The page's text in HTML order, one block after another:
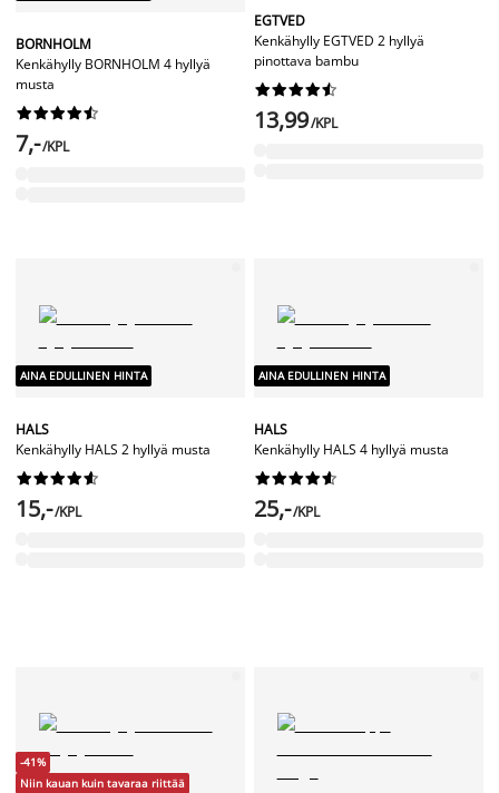
BORNHOLM
Kenkähylly BORNHOLM 4 hyllyä
musta






7,-/KPL
EGTVED
Kenkähylly EGTVED 2 hyllyä
pinottava bambu






13,99/KPL
AINA EDULLINEN HINTA
HALS
Kenkähylly HALS 2 hyllyä musta






15,-/KPL
AINA EDULLINEN HINTA
HALS
Kenkähylly HALS 4 hyllyä musta






25,-/KPL
-41%
Niin kauan kuin tavaraa riittää